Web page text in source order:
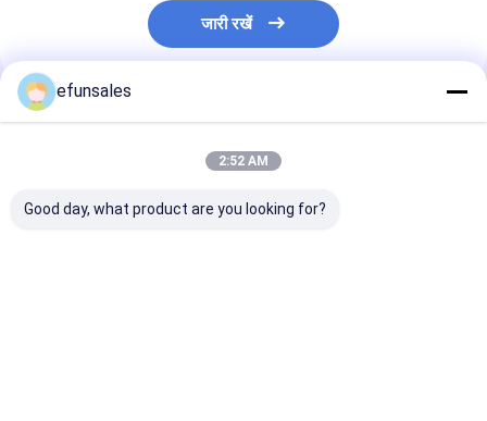
जारी रखें
अनुशंसित उत्पाद
efunsales
2:52 AM
Good day, what product are you looking for?